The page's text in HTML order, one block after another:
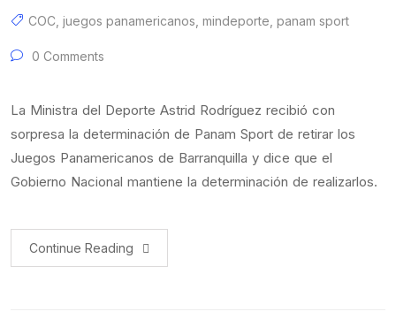
COC juegos panamericanos mindeporte panam sport
0 Comments
La Ministra del Deporte Astrid Rodríguez recibió con
sorpresa la determinación de Panam Sport de retirar los
Juegos Panamericanos de Barranquilla y dice que el
Gobierno Nacional mantiene la determinación de realizarlos.
Continue Reading